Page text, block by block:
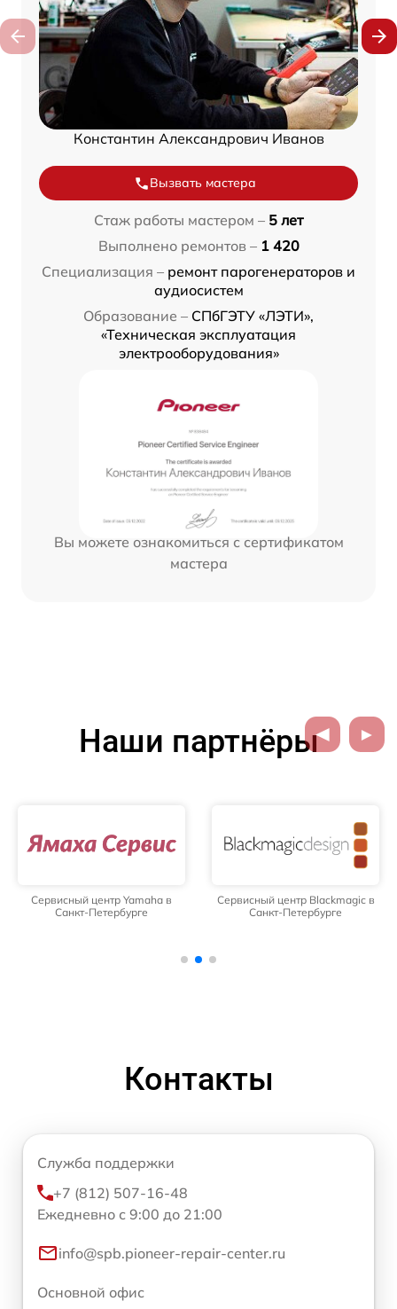
Константин Александрович Иванов
Вызвать мастера
Стаж работы мастером – 5 лет
Выполнено ремонтов – 1 420
Специализация – ремонт парогенераторов и
аудиосистем
Образование – СПбГЭТУ «ЛЭТИ»,
«Техническая эксплуатация
электрооборудования»
Вы можете ознакомиться с сертификатом
мастера
Наши партнёры
Сервисный центр Yamaha в
Санкт-Петербурге
Сервисный центр Blackmagic в
Санкт-Петербурге
Контакты
Служба поддержки
+7 (812) 507-16-48
Ежедневно с 9:00 до 21:00
info@spb.pioneer-repair-center.ru
Основной офис